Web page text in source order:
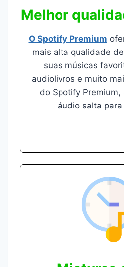
Melhor
O Spotify Premium
mais alta qualidade
suas músicas
audiolivros e muito
do Spotify
áudio salta